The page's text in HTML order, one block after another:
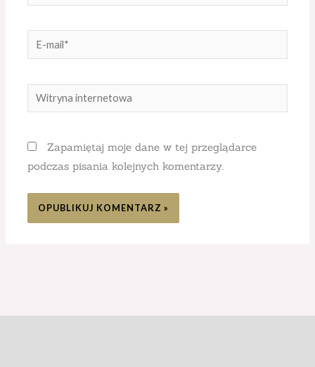
E-
mail*
Witryna
internetowa
Zapamiętaj moje dane w tej przeglądarce
podczas pisania kolejnych komentarzy.